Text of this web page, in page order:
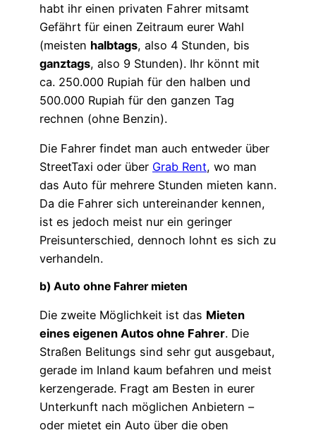
habt ihr einen privaten Fahrer mitsamt
Gefährt für einen Zeitraum eurer Wahl
(meisten halbtags, also 4 Stunden, bis
ganztags, also 9 Stunden). Ihr könnt mit
ca. 250.000 Rupiah für den halben und
500.000 Rupiah für den ganzen Tag
rechnen (ohne Benzin).
Die Fahrer findet man auch entweder über
StreetTaxi oder über Grab Rent, wo man
das Auto für mehrere Stunden mieten kann.
Da die Fahrer sich untereinander kennen,
ist es jedoch meist nur ein geringer
Preisunterschied, dennoch lohnt es sich zu
verhandeln.
b) Auto ohne Fahrer mieten
Die zweite Möglichkeit ist das Mieten
eines eigenen Autos ohne Fahrer. Die
Straßen Belitungs sind sehr gut ausgebaut,
gerade im Inland kaum befahren und meist
kerzengerade. Fragt am Besten in eurer
Unterkunft nach möglichen Anbietern –
oder mietet ein Auto über die oben